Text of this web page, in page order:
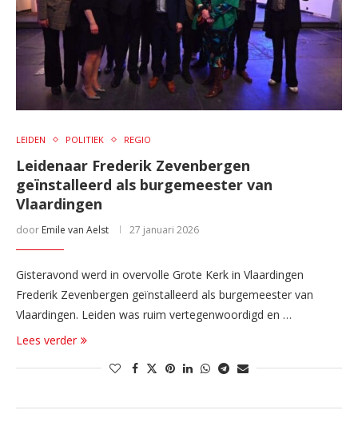
LEIDEN POLITIEK REGIO
Leidenaar Frederik Zevenbergen
geïnstalleerd als burgemeester van
Vlaardingen
door Emile van Aelst 27 januari 2026
Gisteravond werd in overvolle Grote Kerk in Vlaardingen
Frederik Zevenbergen geïnstalleerd als burgemeester van
Vlaardingen. Leiden was ruim vertegenwoordigd en …
Lees verder